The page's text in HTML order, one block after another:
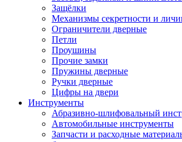
Защёлки
Механизмы секретности и
Ограничители дверные
Петли
Проушины
Прочие замки
Пружины дверные
Ручки дверные
Цифры на двери
Инструменты
Абразивно-шлифовальный
Автомобильные инструменты
Запчасти и расходные